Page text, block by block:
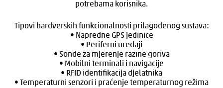
potrebama korisnika.
Tipovi hardverskih funkcionalnosti prilagođenog sustava:
• Napredne GPS jedinice
• Periferni uređaji
• Sonde za mjerenje razine goriva
• Mobilni terminali i navigacije
• RFID identifikacija djelatnika
• Temperaturni senzori i praćenje temperaturnog režima